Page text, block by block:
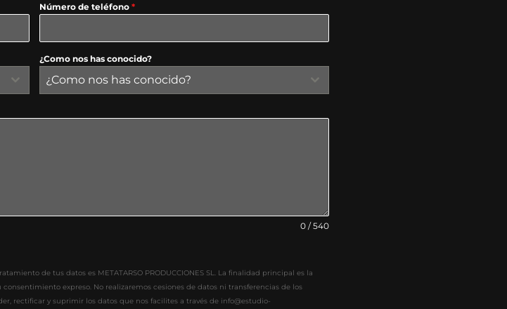
Número de teléfono *
¿Como nos has conocido?
¿Como nos has conocido?
0 / 540
de tus datos es METATARSO PRODUCCIONES SL. La finalidad principal es la
expreso. No realizaremos cesiones de datos ni transferencias de los
rectificar y suprimir los datos que nos facilites a través de info@estudio-